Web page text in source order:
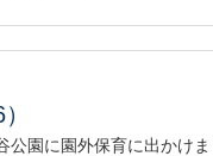
公園に園外保育に出かけ